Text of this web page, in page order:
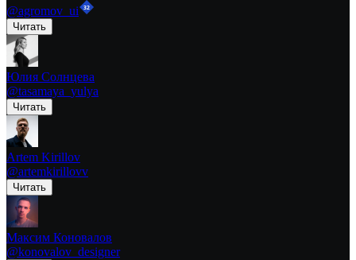
@agromov_ui 32
Читать
Юлия Солнцева
@tasamaya_yulya
Читать
Artem Kirillov
@artemkirillovv
Читать
Максим Коновалов
@konovalov_designer